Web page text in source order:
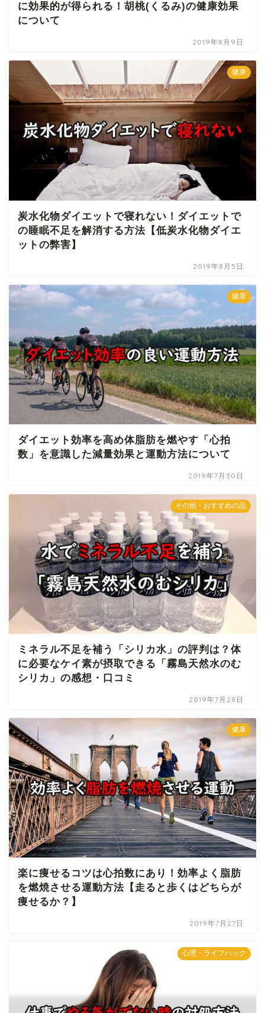
に効果的が得られる！胡桃(くるみ)の健康効果
について
2019年8月9日
健康
炭水化物ダイエットで寝れない！ダイエットで
の睡眠不足を解消する方法【低炭水化物ダイエ
ットの弊害】
2019年8月5日
健康
ダイエット効率を高め体脂肪を燃やす「心拍
数」を意識した減量効果と運動方法について
2019年7月30日
その他・おすすめの品
ミネラル不足を補う「シリカ水」の評判は？体
に必要なケイ素が摂取できる「霧島天然水のむ
シリカ」の感想・口コミ
2019年7月28日
健康
楽に痩せるコツは心拍数にあり！効率よく脂肪
を燃焼させる運動方法【走ると歩くはどちらが
痩せるか？】
2019年7月27日
心理・ライフハック